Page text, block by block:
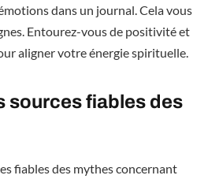
dans un journal. Cela vous
Entourez-vous de positivité et
aligner votre énergie spirituelle.
sources fiables des
fiables des mythes concernant